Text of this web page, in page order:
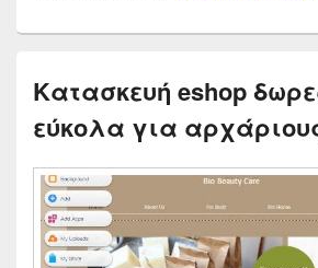
Κατασκευή eshop
εύκολα για